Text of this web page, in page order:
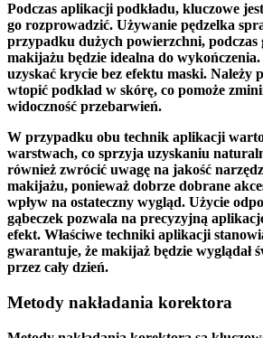
Podczas aplikacji podkładu, kluczowe
go rozprowadzić. Używanie pędzelka
przypadku dużych powierzchni, podczas
makijażu będzie idealna do
uzyskać krycie bez efektu maski. Należy
wtopić podkład w skórę, co pomoże
widoczność przebarwień.
W przypadku obu technik aplikacji
warstwach, co sprzyja uzyskaniu
również zwrócić uwagę na jakość
makijażu, ponieważ dobrze dobrane
wpływ na ostateczny wygląd. Użycie
gąbeczek pozwala na precyzyjną
efekt. Właściwe techniki aplikacji
gwarantuje, że makijaż będzie wyglądał
przez cały dzień.
Metody nakładania korektora